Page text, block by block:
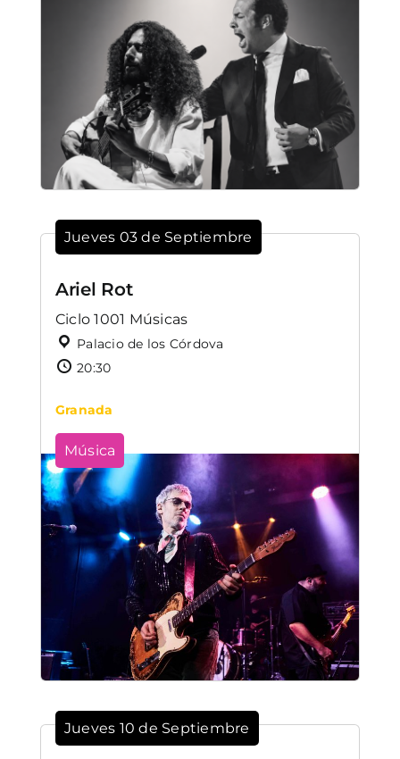
Jueves 03 de Septiembre
Ariel Rot
Ciclo 1001 Músicas
Palacio de los Córdova
20:30
Granada
Música
Jueves 10 de Septiembre